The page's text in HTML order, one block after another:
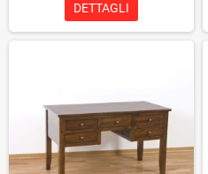
DETTAGLI